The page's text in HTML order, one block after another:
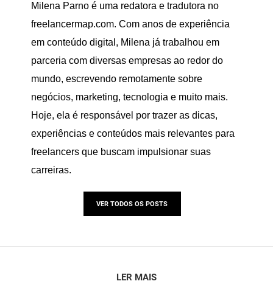
Milena Parno é uma redatora e tradutora no
freelancermap.com. Com anos de experiência
em conteúdo digital, Milena já trabalhou em
parceria com diversas empresas ao redor do
mundo, escrevendo remotamente sobre
negócios, marketing, tecnologia e muito mais.
Hoje, ela é responsável por trazer as dicas,
experiências e conteúdos mais relevantes para
freelancers que buscam impulsionar suas
carreiras.
VER TODOS OS POSTS
LER MAIS